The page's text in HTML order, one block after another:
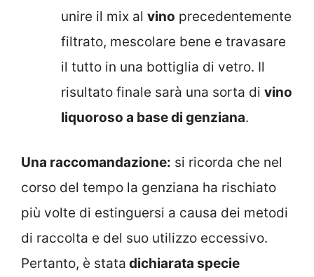
unire il mix al vino precedentemente
filtrato, mescolare bene e travasare
il tutto in una bottiglia di vetro. Il
risultato finale sarà una sorta di vino
liquoroso a base di genziana.
Una raccomandazione: si ricorda che nel
corso del tempo la genziana ha rischiato
più volte di estinguersi a causa dei metodi
di raccolta e del suo utilizzo eccessivo.
Pertanto, è stata dichiarata specie